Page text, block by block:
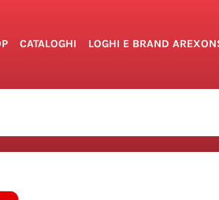
CATALOGHI LOGHI E BRAND